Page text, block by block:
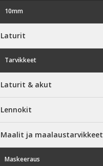
10mm
Laturit
Tarvikkeet
Laturit & akut
Lennokit
Maalit ja maalaustarvikkeet
Maskeeraus